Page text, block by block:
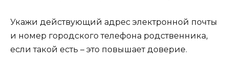
Укажи действующий адрес электронной почты
и номер городского телефона родственника,
если такой есть – это повышает доверие.